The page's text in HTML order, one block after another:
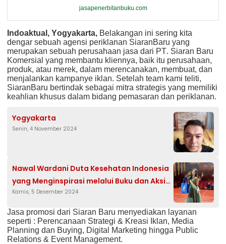
jasapenerbitanbuku.com
Indoaktual, Yogyakarta, Belakangan ini sering kita
dengar sebuah agensi periklanan SiaranBaru yang
merupakan sebuah perusahaan jasa dari PT. Siaran Baru
Komersial yang membantu kliennya, baik itu perusahaan,
produk, atau merek, dalam merencanakan, membuat, dan
menjalankan kampanye iklan. Setelah team kami teliti,
SiaranBaru bertindak sebagai mitra strategis yang memiliki
keahlian khusus dalam bidang pemasaran dan periklanan.
Yogyakarta
Senin, 4 November 2024
Nawal Wardani Duta Kesehatan Indonesia
yang Menginspirasi melalui Buku dan Aksi
sosial
Kamis, 5 Desember 2024
Jasa promosi dari Siaran Baru menyediakan layanan
seperti : Perencanaan Strategi & Kreasi Iklan, Media
Planning dan Buying, Digital Marketing hingga Public
Relations & Event Management.